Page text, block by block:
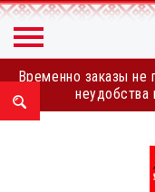
Временно заказы не
неудобства